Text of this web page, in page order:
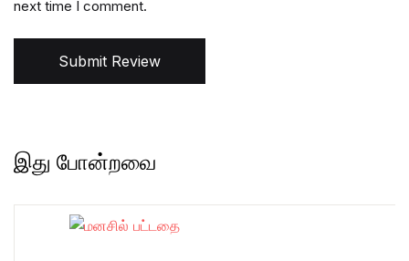
next time I comment.
Submit Review
இது போன்றவை